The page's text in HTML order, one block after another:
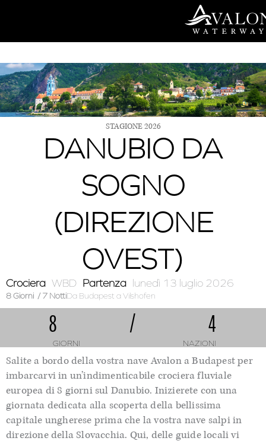
STAGIONE 2026
DANUBIO DA
SOGNO
(DIREZIONE
OVEST)
Crociera WBD Partenza lunedì 13 luglio 2026
8 Giorni / 7 NottiDa Budapest a Vilshofen
8 / 4
GIORNI NAZIONI
Salite a bordo della vostra nave Avalona Budapest per
imbarcarvi in un’indimenticabile crociera fluviale
europea di8 giorni sul Danubio. Inizierete con una
giornata dedicata alla scoperta della bellissima
capitale ungherese prima che la vostra nave salpi in
direzione della Slovacchia. Qui, delle guide locali vi